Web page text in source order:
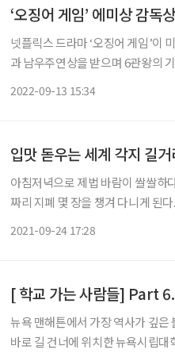
‘오징어 게임’ 에미상 감독
넷플릭스 드라마 ‘오징어 게임’이
과 남우주연상을 받으며 6관왕의
2022-09-13 15:34
입맛 돋우는 세계 각지 길
아침저녁으로 제법 바람이 쌀쌀하
짜리 지폐 몇 장을 챙겨 다니게 된
2021-09-24 17:28
뉴욕 맨해튼에서 가장 역사가 깊
바로 길 건너에 위치한 뉴욕시립